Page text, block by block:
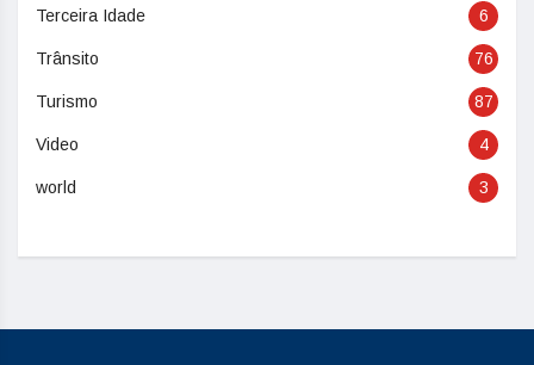
Terceira Idade 6
Trânsito 76
Turismo 87
Video 4
world 3